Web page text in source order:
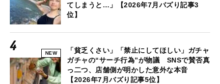
てしまうと…」【2026年7月バズり記事3
位】
NEW
「貧乏くさい」「禁止にしてほしい」ガチャ
ガチャの“サーチ行為”が物議 SNSで賛否真
っ二つ、店舗側が明かした意外な本音
【2026年7月バズり記事5位】